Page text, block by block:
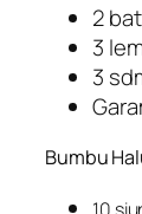
2
3
3
Bumbu